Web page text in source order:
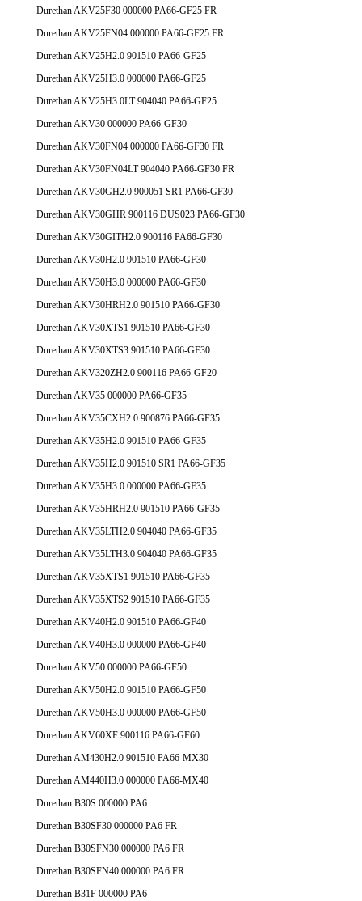
Durethan AKV25F30 000000 PA66-GF25 FR
Durethan AKV25FN04 000000 PA66-GF25 FR
Durethan AKV25H2.0 901510 PA66-GF25
Durethan AKV25H3.0 000000 PA66-GF25
Durethan AKV25H3.0LT 904040 PA66-GF25
Durethan AKV30 000000 PA66-GF30
Durethan AKV30FN04 000000 PA66-GF30 FR
Durethan AKV30FN04LT 904040 PA66-GF30 FR
Durethan AKV30GH2.0 900051 SR1 PA66-GF30
Durethan AKV30GHR 900116 DUS023 PA66-GF30
Durethan AKV30GITH2.0 900116 PA66-GF30
Durethan AKV30H2.0 901510 PA66-GF30
Durethan AKV30H3.0 000000 PA66-GF30
Durethan AKV30HRH2.0 901510 PA66-GF30
Durethan AKV30XTS1 901510 PA66-GF30
Durethan AKV30XTS3 901510 PA66-GF30
Durethan AKV320ZH2.0 900116 PA66-GF20
Durethan AKV35 000000 PA66-GF35
Durethan AKV35CXH2.0 900876 PA66-GF35
Durethan AKV35H2.0 901510 PA66-GF35
Durethan AKV35H2.0 901510 SR1 PA66-GF35
Durethan AKV35H3.0 000000 PA66-GF35
Durethan AKV35HRH2.0 901510 PA66-GF35
Durethan AKV35LTH2.0 904040 PA66-GF35
Durethan AKV35LTH3.0 904040 PA66-GF35
Durethan AKV35XTS1 901510 PA66-GF35
Durethan AKV35XTS2 901510 PA66-GF35
Durethan AKV40H2.0 901510 PA66-GF40
Durethan AKV40H3.0 000000 PA66-GF40
Durethan AKV50 000000 PA66-GF50
Durethan AKV50H2.0 901510 PA66-GF50
Durethan AKV50H3.0 000000 PA66-GF50
Durethan AKV60XF 900116 PA66-GF60
Durethan AM430H2.0 901510 PA66-MX30
Durethan AM440H3.0 000000 PA66-MX40
Durethan B30S 000000 PA6
Durethan B30SF30 000000 PA6 FR
Durethan B30SFN30 000000 PA6 FR
Durethan B30SFN40 000000 PA6 FR
Durethan B31F 000000 PA6